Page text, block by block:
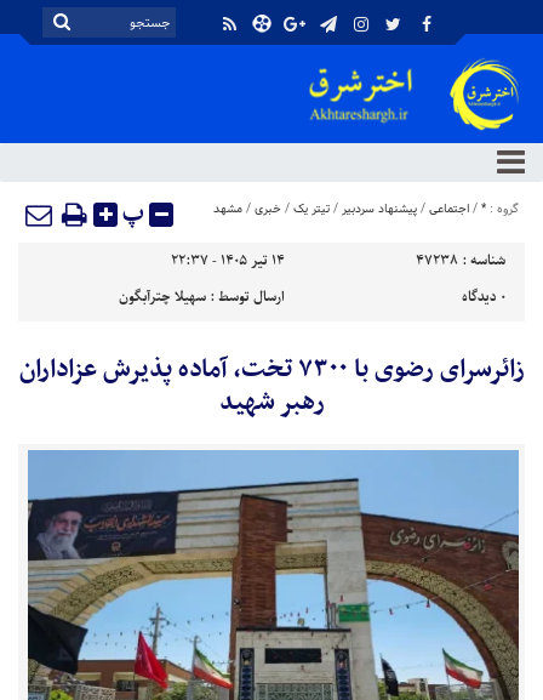
گروه : *
/اجتماعی/پیشنهاد سردبیر/تیتر یک/خبری/مشهد پ
شناسه : 47238
۱۴ تیر ۱۴۰۵ - ۲۲:۳۷
۰ دیدگاه ارسال توسط :سهیلا چترآبگون
زائرسرای رضوی با ۷۳۰۰ تخت، آماده پذیرش عزاداران
رهبر شهید